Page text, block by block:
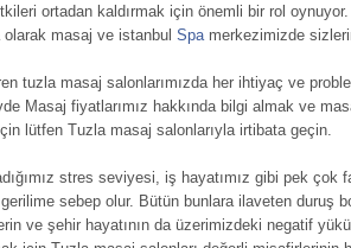
ortadan kaldırmak için önemli bir rol oynuyor.
olarak masaj ve istanbul Spa merkezimizde
tuzla masaj salonlarımızda her ihtiyaç ve
Masaj fiyatlarımız hakkında bilgi almak ve
lütfen Tuzla masaj salonlarıyla irtibata geçin.
stres seviyesi, iş hayatımız gibi pek çok
sebep olur. Bütün bunlara ilaveten duruş
ve şehir hayatının da üzerimizdeki negatif